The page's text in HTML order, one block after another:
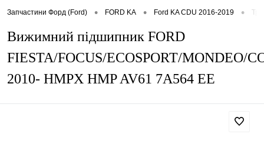
Запчастини Форд (Ford) • FORD KA • Ford KA CDU 2016-2019 •
Вижимний підшипник FORD
FIESTA/FOCUS/ECOSPORT/MONDEO/
2010- HMPX HMP AV61 7A564 EE